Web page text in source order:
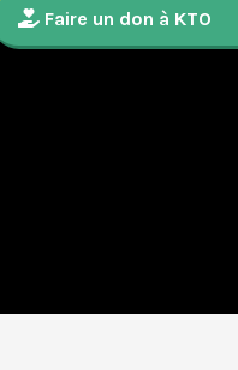
Faire un don à KTO